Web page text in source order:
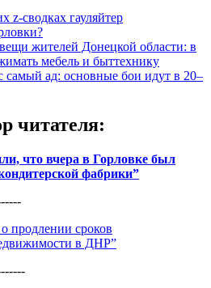
z-сводках гауляйтер
вещи жителей Донецкой области: в
мебель и быттехнику
самый ад: основные бои идут в 20–
читателя:
что вчера в Горловке был
фабрики”
продлении сроков
в ДНР”